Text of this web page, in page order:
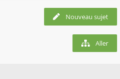
Nouveau sujet
Aller